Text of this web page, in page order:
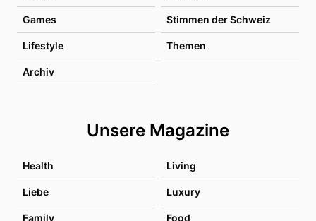
Games Stimmen der Schweiz
Lifestyle Themen
Archiv
Unsere Magazine
Health Living
Liebe Luxury
Family Food